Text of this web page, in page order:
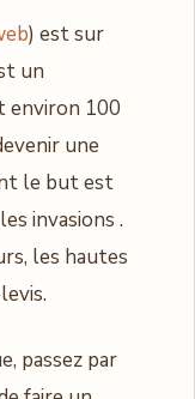
) est sur
un
environ 100
une
le but est
invasions .
les hautes
passez par